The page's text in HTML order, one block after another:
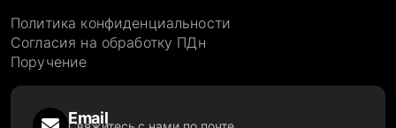
Политика конфиденциальности
Согласия на обработку ПДн
Поручение
Email